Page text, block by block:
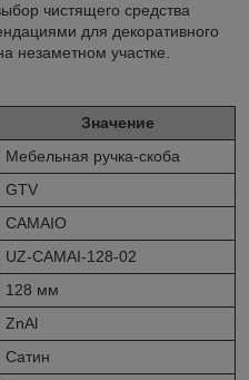
чистящего средства
для декоративного
незаметном участке.
Значение
Мебельная ручка-скоба
GTV
CAMAIO
UZ-CAMAI-128-02
128 мм
ZnAl
Сатин